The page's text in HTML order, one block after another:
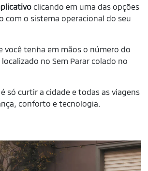
clicando em uma das opções
com o sistema operacional do seu
você tenha em mãos o número do
no Sem Parar colado no
só curtir a cidade e todas as viagens
conforto e tecnologia.